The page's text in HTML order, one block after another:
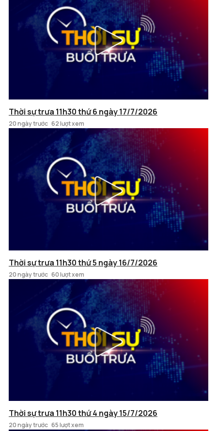
Thời sự trưa 11h30 thứ 6 ngày 17/7/2026
20 ngày trước 62 lượt xem
Thời sự trưa 11h30 thứ 5 ngày 16/7/2026
20 ngày trước 60 lượt xem
Thời sự trưa 11h30 thứ 4 ngày 15/7/2026
20 ngày trước 65 lượt xem